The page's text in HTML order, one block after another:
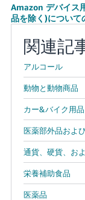
-
KR
日
本
語
JP
English
- JP
グ
イ
ン
さ
っ
そ
く
始
め
る
Amazon デバイス
品を除く)について
関連記
アルコール
動物と動物商品
カー&バイク用品
医薬部外品およ
通貨、硬貨、お
栄養補助食品
医薬品